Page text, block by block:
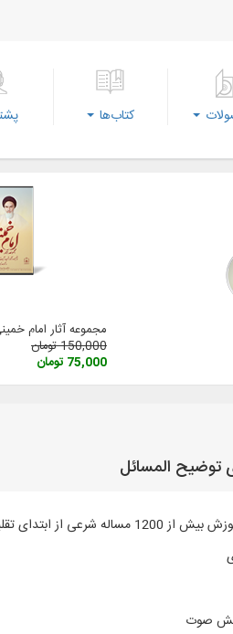
کتاب‌ها
مجموعه آثار امام
150,000 تومان
75,000 تومان
توضیح المسائل
صوت